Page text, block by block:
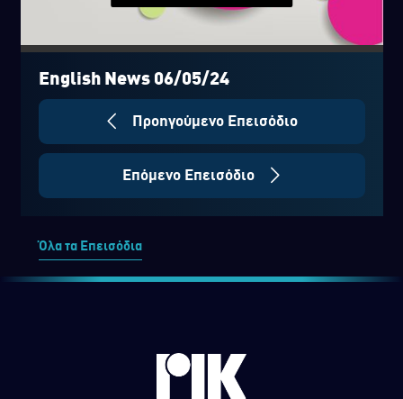
0
seconds
seconds
English News 06/05/24
Προηγούμενο Επεισόδιο
Επόμενο Επεισόδιο
Όλα τα Επεισόδια